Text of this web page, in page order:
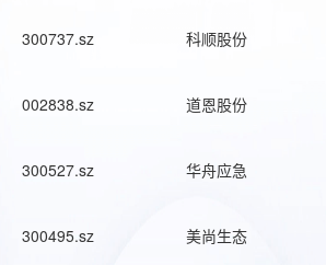
300737.sz 科顺股份
002838.sz 道恩股份
300527.sz 华舟应急
300495.sz 美尚生态